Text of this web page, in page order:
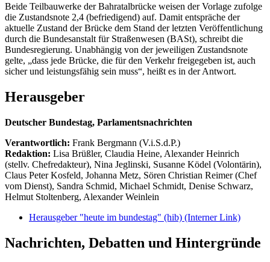
Beide Teilbauwerke der Bahratalbrücke weisen der Vorlage zufolge
die Zustandsnote 2,4 (befriedigend) auf. Damit entspräche der
aktuelle Zustand der Brücke dem Stand der letzten Veröffentlichung
durch die Bundesanstalt für Straßenwesen (BASt), schreibt die
Bundesregierung. Unabhängig von der jeweiligen Zustandsnote
gelte, „dass jede Brücke, die für den Verkehr freigegeben ist, auch
sicher und leistungsfähig sein muss“, heißt es in der Antwort.
Herausgeber
Deutscher Bundestag, Parlamentsnachrichten
Verantwortlich: Frank Bergmann (V.i.S.d.P.)
Redaktion: Lisa Brüßler, Claudia Heine, Alexander Heinrich
(stellv. Chefredakteur), Nina Jeglinski, Susanne Ködel (Volontärin),
Claus Peter Kosfeld, Johanna Metz, Sören Christian Reimer (Chef
vom Dienst), Sandra Schmid, Michael Schmidt, Denise Schwarz,
Helmut Stoltenberg, Alexander Weinlein
Herausgeber "heute im bundestag" (hib) (Interner Link)
Nachrichten, Debatten und Hintergründe